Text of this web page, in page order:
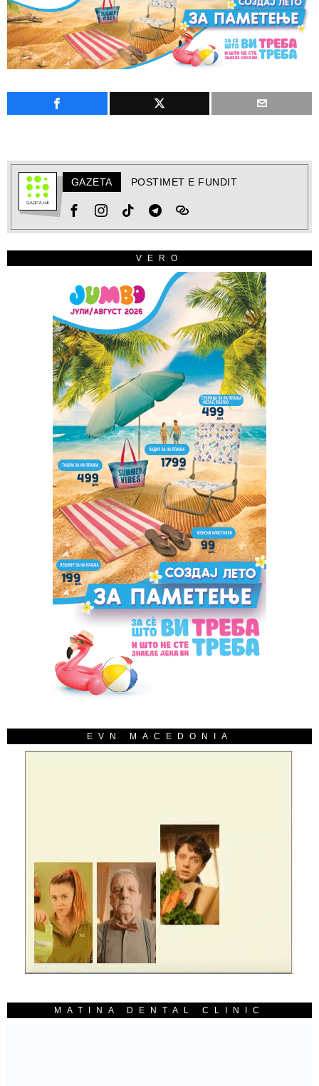
GAZETA POSTIMET E FUNDIT
VERO
EVN MACEDONIA
MATINA DENTAL CLINIC